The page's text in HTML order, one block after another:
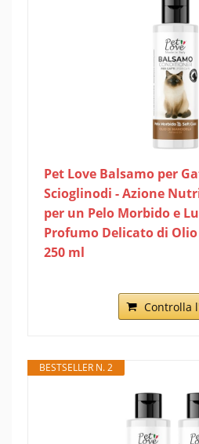
Pet Love Balsamo per
Scioglinodi - Azione
per un Pelo Morbido e
Profumo Delicato di
250 ml
Controlla
BESTSELLER N. 2